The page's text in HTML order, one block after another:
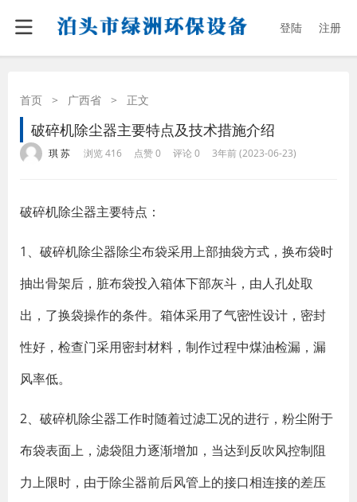
登陆 注册
首页 > 广西省 > 正文
破碎机除尘器主要特点及技术措施介绍
琪 苏 浏览 416 点赞 0 评论 0 3年前 (2023-06-23)
破碎机除尘器主要特点：
1、破碎机除尘器除尘布袋采用上部抽袋方式，换布袋时
抽出骨架后，脏布袋投入箱体下部灰斗，由人孔处取
出，了换袋操作的条件。箱体采用了气密性设计，密封
性好，检查门采用密封材料，制作过程中煤油检漏，漏
风率低。
2、破碎机除尘器工作时随着过滤工况的进行，粉尘附于
布袋表面上，滤袋阻力逐渐增加，当达到反吹风控制阻
力上限时，由于除尘器前后风管上的接口相连接的差压